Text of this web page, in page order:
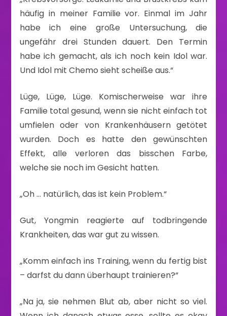
häufig in meiner Familie vor. Einmal im Jahr
habe ich eine große Untersuchung, die
ungefähr drei Stunden dauert. Den Termin
habe ich gemacht, als ich noch kein Idol war.
Und Idol mit Chemo sieht scheiße aus.“
Lüge, Lüge, Lüge. Komischerweise war ihre
Familie total gesund, wenn sie nicht einfach tot
umfielen oder von Krankenhäusern getötet
wurden. Doch es hatte den gewünschten
Effekt, alle verloren das bisschen Farbe,
welche sie noch im Gesicht hatten.
„Oh … natürlich, das ist kein Problem.“
Gut, Yongmin reagierte auf todbringende
Krankheiten, das war gut zu wissen.
„Komm einfach ins Training, wenn du fertig bist
– darfst du dann überhaupt trainieren?“
„Na ja, sie nehmen Blut ab, aber nicht so viel.